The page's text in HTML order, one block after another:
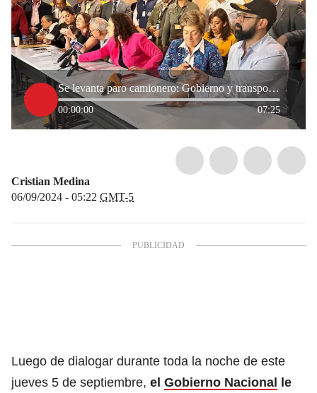
Se levanta paro camionero: Gobierno y transportadores logran acuerdo
00:00:00 07:25
Cristian Medina
06/09/2024 - 05:22 GMT-5
Luego de dialogar durante toda la noche de este
jueves 5 de septiembre, el Gobierno Nacional le